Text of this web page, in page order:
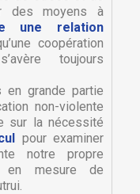
des moyens à
une relation
coopération
toujours
en grande partie
non-violente
sur la nécessité
pour examiner
notre propre
en mesure de